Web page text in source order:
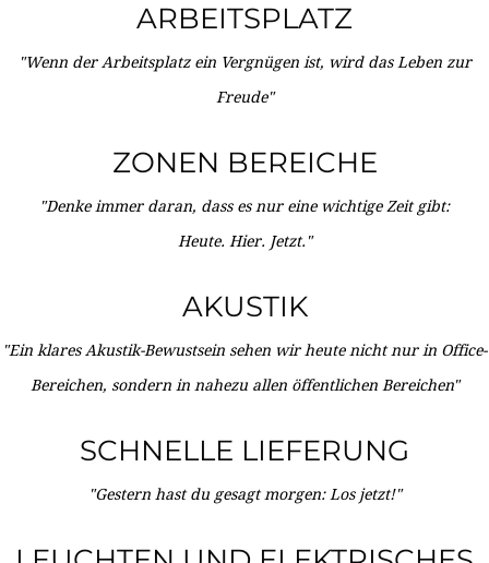
ARBEITSPLATZ
"Wenn der Arbeitsplatz ein Vergnügen ist, wird das Leben zur
Freude"
ZONEN BEREICHE
"Denke immer daran, dass es nur eine wichtige Zeit gibt:
Heute. Hier. Jetzt."
AKUSTIK
"Ein klares Akustik-Bewustsein sehen wir heute nicht nur in Office-
Bereichen, sondern in nahezu allen öffentlichen Bereichen"
SCHNELLE LIEFERUNG
"Gestern hast du gesagt morgen: Los jetzt!"